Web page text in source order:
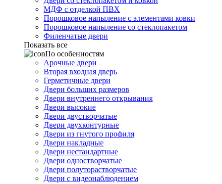
МДФ с отделкой ПВХ
Порошковое напыление с элементами ковки
Порошковое напыление со стеклопакетом
Филенчатые двери
Показать все
По особенностям
Арочные двери
Вторая входная дверь
Герметичные двери
Двери больших размеров
Двери внутреннего открывания
Двери высокие
Двери двустворчатые
Двери двухконтурные
Двери из гнутого профиля
Двери накладные
Двери нестандартные
Двери одностворчатые
Двери полуторастворчатые
Двери с видеонаблюдением